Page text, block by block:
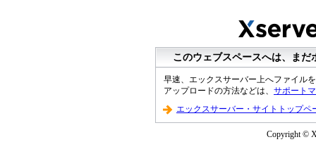
このウェブスペースへは、ま
早速、エックスサーバー上へファイル
アップロードの方法などは、 サポート
エックスサーバー・サイトトップペ
Copyright ©